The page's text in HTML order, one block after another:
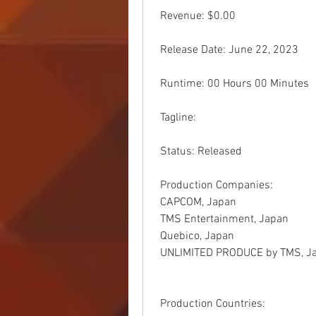
Revenue: $0.00
Release Date: June 22, 2023
Runtime: 00 Hours 00 Minutes
Tagline:
Status: Released
Production Companies:
CAPCOM, Japan
TMS Entertainment, Japan
Quebico, Japan
UNLIMITED PRODUCE by TMS,
Production Countries: